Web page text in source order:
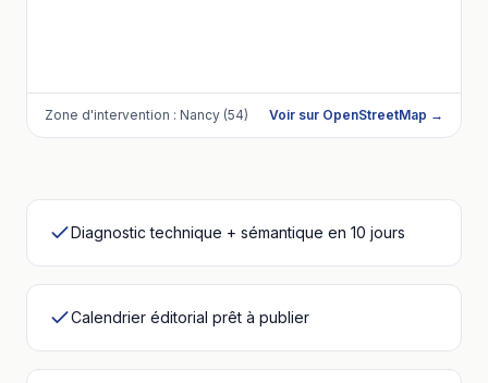
Zone d'intervention : Nancy (54) Voir sur OpenStreetMap →
Diagnostic technique + sémantique en 10 jours
Calendrier éditorial prêt à publier